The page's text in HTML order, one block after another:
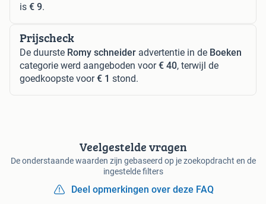
is € 9.
Prijscheck
De duurste Romy schneider advertentie in de Boeken
categorie werd aangeboden voor€ 40, terwijl de
goedkoopste voor€ 1 stond.
Veelgestelde vragen
De onderstaande waarden zijn gebaseerd op je zoekopdracht en de
ingestelde filters
Deel opmerkingen over deze FAQ